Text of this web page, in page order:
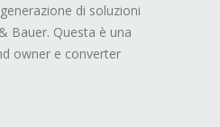
di soluzioni
Bauer. Questa è una
owner e converter